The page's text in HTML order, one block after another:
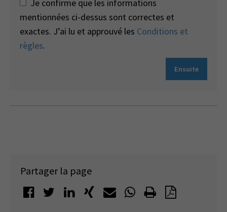
Je confirme que les informations
mentionnées ci-dessus sont correctes et
exactes. J’ai lu et approuvé les Conditions et
règles.
Ensuite
Partager la page